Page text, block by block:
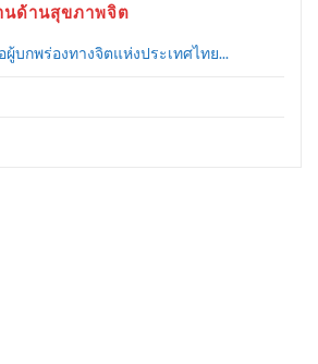
นด้านสุขภาพจิต
ผู้บกพร่องทางจิตแห่งประเทศไทย...